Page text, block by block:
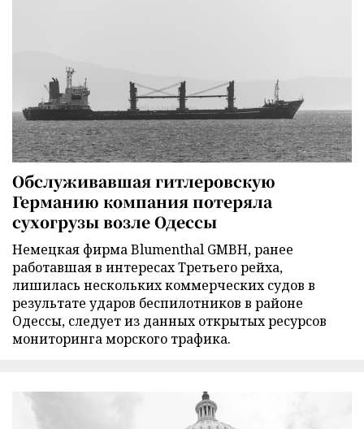
Обслуживавшая гитлеровскую
Германию компания потеряла
сухогрузы возле Одессы
Немецкая фирма Blumenthal GMBH, ранее
работавшая в интересах Третьего рейха,
лишилась нескольких коммерческих судов в
результате ударов беспилотников в районе
Одессы, следует из данных открытых ресурсов
мониторинга морского трафика.